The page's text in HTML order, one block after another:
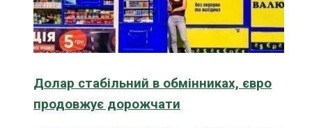
Долар стабільний в обмінниках, євро
продовжує дорожчати